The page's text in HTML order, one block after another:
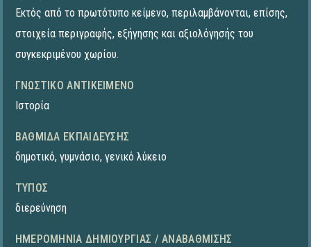
Εκτός από το πρωτότυπο κείμενο, περιλαμβάνονται, επίσης,
στοιχεία περιγραφής, εξήγησης και αξιολόγησής του
συγκεκριμένου χωρίου.
ΓΝΩΣΤΙΚΌ ΑΝΤΙΚΕΊΜΕΝΟ
Ιστορία
ΒΑΘΜΊΔΑ ΕΚΠΑΊΔΕΥΣΗΣ
δημοτικό, γυμνάσιο, γενικό λύκειο
ΤΎΠΟΣ
διερεύνηση
ΗΜΕΡΟΜΗΝΊΑ ΔΗΜΙΟΥΡΓΊΑΣ / ΑΝΑΒΆΘΜΙΣΗΣ